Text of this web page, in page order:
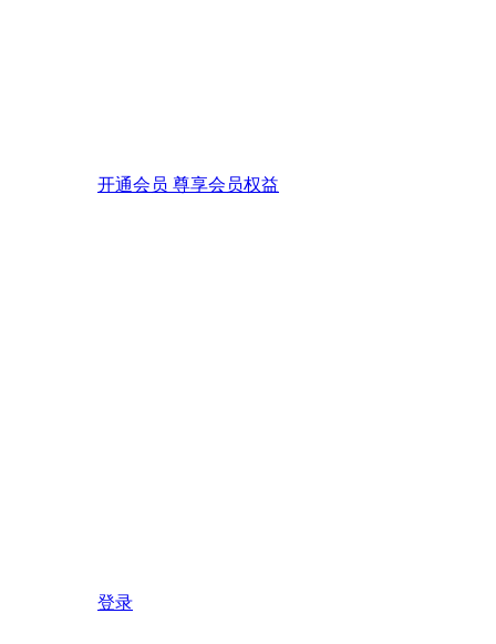
开通会员 尊享会员权益
登录